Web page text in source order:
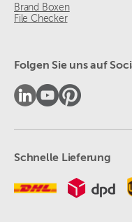
Brand Boxen
File Checker
Folgen Sie uns auf
Schnelle Lieferung